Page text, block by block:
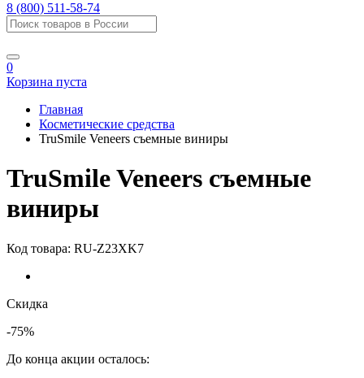
8 (800) 511-58-74
0
Корзина пуста
Главная
Косметические средства
TruSmile Veneers съемные виниры
TruSmile Veneers съемные
виниры
Код товара: RU-Z23XK7
Скидка
-75%
До конца акции осталось: